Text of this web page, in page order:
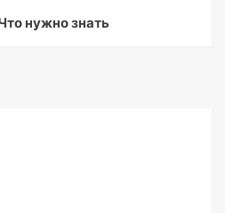
нужно знать